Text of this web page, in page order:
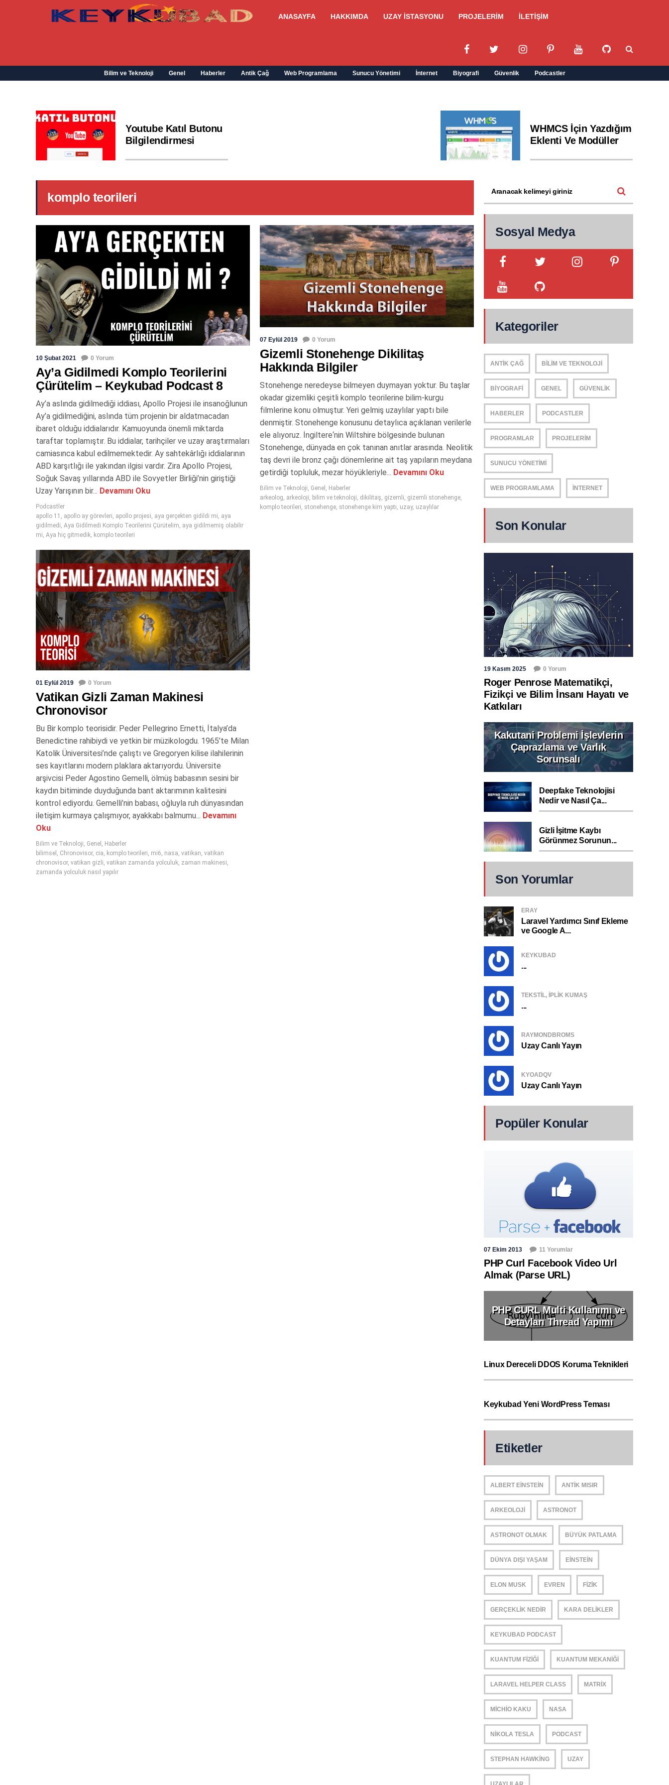
ANASAYFA HAKKIMDA UZAY İSTASYONU PROJELERİM İLETİŞİM
Bilim ve Teknoloji Genel Haberler Antik Çağ Web Programlama Sunucu Yönetimi İnternet Biyografi Güvenlik Podcastler
Youtube Katıl Butonu
Bilgilendirmesi
WHMCS İçin Yazdığım
Eklenti Ve Modüller
komplo teorileri
10 Şubat 2021 0 Yorum
Ay’a Gidilmedi Komplo Teorilerini
Çürütelim – Keykubad Podcast 8
Ay’a aslında gidilmediği iddiası, Apollo Projesi ile insanoğlunun
Ay’a gidilmediğini, aslında tüm projenin bir aldatmacadan
ibaret olduğu iddialarıdır. Kamuoyunda önemli miktarda
taraftar toplamıştır. Bu iddialar, tarihçiler ve uzay araştırmaları
camiasınca kabul edilmemektedir. Ay sahtekârlığı iddialarının
ABD karşıtlığı ile yakından ilgisi vardır. Zira Apollo Projesi,
Soğuk Savaş yıllarında ABD ile Sovyetler Birliği’nin giriştiği
Uzay Yarışının bir... Devamını Oku
Podcastler
apollo 11 , apollo ay görevleri, apollo projesi, aya gerçekten gidildi mi, aya
gidilmedi, Aya Gidilmedi Komplo Teorilerini Çürütelim, aya gidilmemiş olabilir
mi, Aya hiç gitmedik, komplo teorileri
07 Eylül 2019 0 Yorum
Gizemli Stonehenge Dikilitaş
Hakkında Bilgiler
Stonehenge neredeyse bilmeyen duymayan yoktur. Bu taşlar
okadar gizemliki çeşitli komplo teorilerine bilim-kurgu
filmlerine konu olmuştur. Yeri gelmiş uzaylılar yaptı bile
denmiştir. Stonehenge konusunu detaylıca açıklanan verilerle
ele alıyoruz. İngiltere‘nin Wiltshire bölgesinde bulunan
Stonehenge, dünyada en çok tanınan anıtlar arasında. Neolitik
taş devri ile bronz çağı dönemlerine ait taş yapıların meydana
getirdiği topluluk, mezar höyükleriyle... Devamını Oku
Bilim ve Teknoloji, Genel , Haberler
arkeolog, arkeoloji, bilim ve teknoloji, dikilitaş, gizemli, gizemli stonehenge,
komplo teorileri, stonehenge, stonehenge kim yaptı, uzay, uzaylılar
01 Eylül 2019 0 Yorum
Vatikan Gizli Zaman Makinesi
Chronovisor
Bu Bir komplo teorisidir. Peder Pellegrino Ernetti, İtalya’da
Benedictine rahibiydi ve yetkin bir müzikologdu. 1965’te Milan
Katolik Üniversitesi’nde çalıştı ve Gregoryen kilise ilahilerinin
ses kayıtlarını modern plaklara aktarıyordu. Üniversite
arşivcisi Peder Agostino Gemelli, ölmüş babasının sesini bir
kaydın bitiminde duyduğunda bant aktarımının kalitesini
kontrol ediyordu. Gemelli’nin babası, oğluyla ruh dünyasından
iletişim kurmaya çalışmıyor, ayakkabı balmumu... Devamını
Oku
Bilim ve Teknoloji, Genel , Haberler
bilimsel , Chronovisor, cia, komplo teorileri, mi6, nasa, vatikan, vatikan
chronovisor, vatikan gizli, vatikan zamanda yolculuk, zaman makinesi,
zamanda yolculuk nasıl yapılır
Sosyal Medya
Kategoriler
ANTIK ÇAĞ BILIM VE TEKNOLOJI
BIYOGRAFI GENEL GÜVENLIK
HABERLER PODCASTLER
PROGRAMLAR PROJELERIM
SUNUCU YÖNETIMI
WEB PROGRAMLAMA İNTERNET
Son Konular
19 Kasım 2025 0 Yorum
Roger Penrose Matematikçi,
Fizikçi ve Bilim İnsanı Hayatı ve
Katkıları
Kakutani Problemi İşlevlerin
Çaprazlama ve Varlık
Sorunsalı
Deepfake Teknolojisi
Nedir ve Nasıl Ça...
Gizli İşitme Kaybı
Görünmez Sorunun...
Son Yorumlar
ERAY
Laravel Yardımcı Sınıf Ekleme
ve Google A...
KEYKUBAD
...
TEKSTIL, IPLIK KUMAŞ
...
RAYMONDBROMS
Uzay Canlı Yayın
KYOADQV
Uzay Canlı Yayın
Popüler Konular
07 Ekim 2013 11 Yorumlar
PHP Curl Facebook Video Url
Almak (Parse URL)
PHP CURL Multi Kullanımı ve
Detayları Thread Yapımı
Linux Dereceli DDOS Koruma Teknikleri
Keykubad Yeni WordPress Teması
Etiketler
ALBERT EINSTEIN ANTIK MISIR
ARKEOLOJI ASTRONOT
ASTRONOT OLMAK BÜYÜK PATLAMA
DÜNYA DIŞI YAŞAM EINSTEIN
ELON MUSK EVREN FIZIK
GERÇEKLIK NEDIR KARA DELIKLER
KEYKUBAD PODCAST
KUANTUM FIZIĞI KUANTUM MEKANIĞI
LARAVEL HELPER CLASS MATRIX
MICHIO KAKU NASA
NIKOLA TESLA PODCAST
STEPHAN HAWKING UZAY